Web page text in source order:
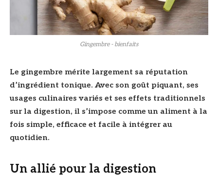
Gingembre - bienfaits
Le gingembre mérite largement sa réputation
d’ingrédient tonique. Avec son goût piquant, ses
usages culinaires variés et ses effets traditionnels
sur la digestion, il s’impose comme un aliment à la
fois simple, efficace et facile à intégrer au
quotidien.
Un allié pour la digestion